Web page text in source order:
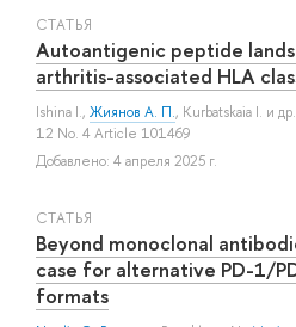
СТАТЬЯ
Autoantigenic peptide
arthritis-associated HLA
Ishina I., Жиянов А. П., Kurbatskaia I. и др.
12 No. 4 Article 101469
Добавлено: 4 апреля 2025 г.
СТАТЬЯ
Beyond monoclonal
case for alternative PD-1/
formats